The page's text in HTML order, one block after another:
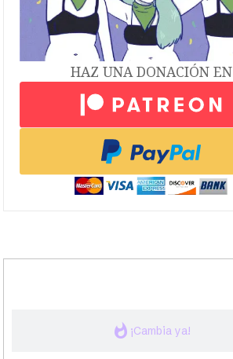
HAZ UNA DONACIÓN EN
whatshot ¡Cambia ya!